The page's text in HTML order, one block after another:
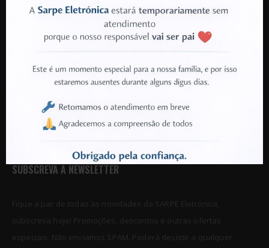
VANTAGENS SARPE
Disponibilidade de Produtos Garantida
Garantia em Todos os Produtos
Serviço de Aconselhamento
Serviço de Recolha para Reparações
SUBSCREVA A NEWSLETTER
Fique a par de todas as novidades da SARPE Eletrónica,
subscreva hoje! Promoções, descontos e outras ofertas
especiais. Não enviamos SPAM. Poderá desistir a qualquer